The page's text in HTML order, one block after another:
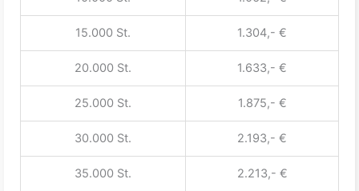
15.000 St. 1.304,- €
20.000 St. 1.633,- €
25.000 St. 1.875,- €
30.000 St. 2.193,- €
35.000 St. 2.213,- €